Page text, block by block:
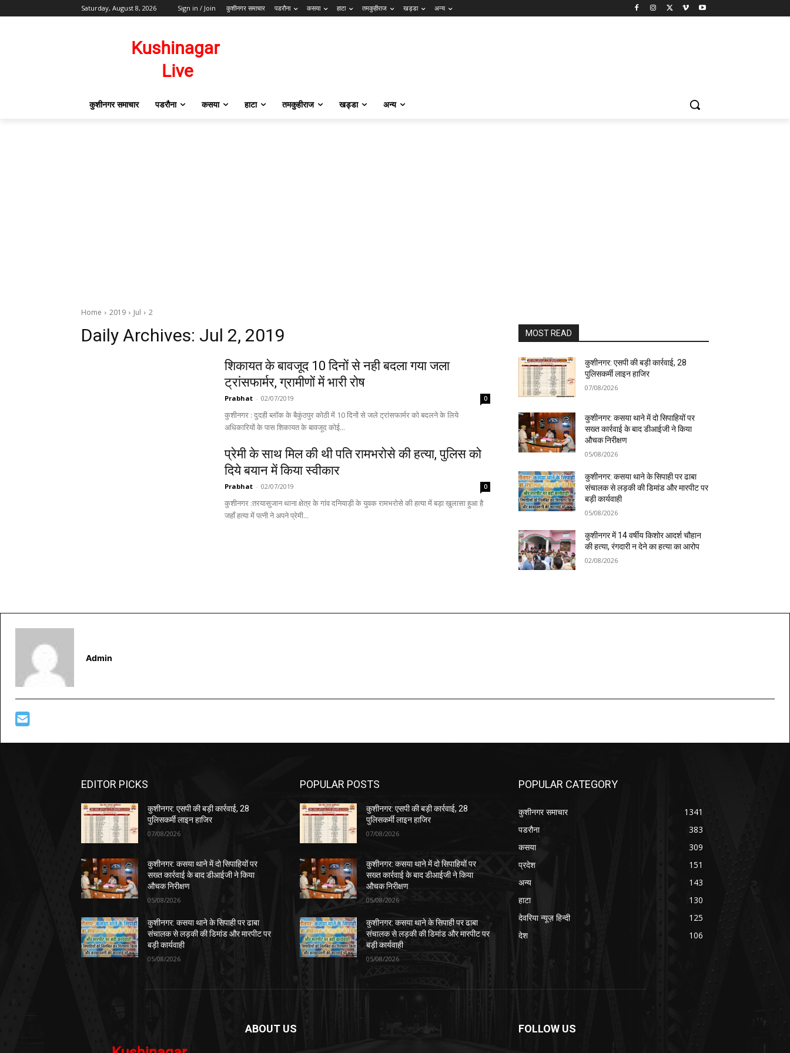
Saturday, August 8, 2026 Sign in / Join कुशीनगर समाचार पडरौना कसया हाटा तमकुहीराज खड्डा अन्य
कुशीनगर समाचार पडरौना कसया हाटा तमकुहीराज खड्डा अन्य
Home 2019 Jul 2
Daily Archives: Jul 2, 2019
शिकायत के बावजूद 10 दिनों से नही बदला गया जला
ट्रांसफार्मर, ग्रामीणों में भारी रोष
Prabhat - 02/07/2019 0
कुशीनगर : दुदही ब्लॉक के बैकुंठपुर कोठी में 10 दिनों से जले ट्रांसफार्मर को बदलने के लिये
अधिकारियों के पास शिकायत के बावजूद कोई...
प्रेमी के साथ मिल की थी पति रामभरोसे की हत्या, पुलिस को
दिये बयान में किया स्वीकार
Prabhat - 02/07/2019 0
कुशीनगर :तरयासुजान थाना क्षेत्र के गांव दनियाड़ी के युवक रामभरोसे की हत्या में बड़ा खुलासा हुआ है
जहाँ हत्या में पत्नी ने अपने प्रेमी...
MOST READ
कुशीनगर: एसपी की बड़ी कार्रवाई, 28
पुलिसकर्मी लाइन हाजिर
07/08/2026
कुशीनगर: कसया थाने में दो सिपाहियों पर
सख्त कार्रवाई के बाद डीआईजी ने किया
औचक निरीक्षण
05/08/2026
कुशीनगर: कसया थाने के सिपाही पर ढाबा
संचालक से लड़की की डिमांड और मारपीट पर
बड़ी कार्यवाही
05/08/2026
कुशीनगर में 14 वर्षीय किशोर आदर्श चौहान
की हत्या, रंगदारी न देने का हत्या का आरोप
02/08/2026
Admin
EDITOR PICKS
कुशीनगर: एसपी की बड़ी कार्रवाई, 28
पुलिसकर्मी लाइन हाजिर
07/08/2026
कुशीनगर: कसया थाने में दो सिपाहियों पर
सख्त कार्रवाई के बाद डीआईजी ने किया
औचक निरीक्षण
05/08/2026
कुशीनगर: कसया थाने के सिपाही पर ढाबा
संचालक से लड़की की डिमांड और मारपीट पर
बड़ी कार्यवाही
05/08/2026
POPULAR POSTS
कुशीनगर: एसपी की बड़ी कार्रवाई, 28
पुलिसकर्मी लाइन हाजिर
07/08/2026
कुशीनगर: कसया थाने में दो सिपाहियों पर
सख्त कार्रवाई के बाद डीआईजी ने किया
औचक निरीक्षण
05/08/2026
कुशीनगर: कसया थाने के सिपाही पर ढाबा
संचालक से लड़की की डिमांड और मारपीट पर
बड़ी कार्यवाही
05/08/2026
POPULAR CATEGORY
कुशीनगर समाचार
1341
पडरौना
383
कसया
309
प्रदेश
151
अन्य
143
हाटा
130
देवरिया न्यूज़ हिन्दी
125
देश
106
ABOUT US FOLLOW US